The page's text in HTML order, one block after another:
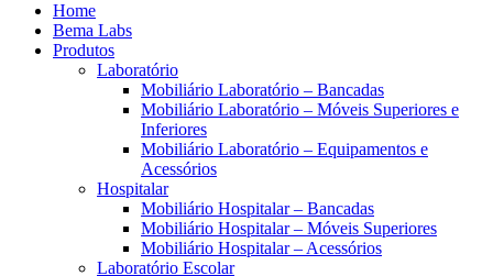
Home
Bema Labs
Produtos
Laboratório
Mobiliário Laboratório – Bancadas
Mobiliário Laboratório – Móveis Superiores e
Inferiores
Mobiliário Laboratório – Equipamentos e
Acessórios
Hospitalar
Mobiliário Hospitalar – Bancadas
Mobiliário Hospitalar – Móveis Superiores
Mobiliário Hospitalar – Acessórios
Laboratório Escolar